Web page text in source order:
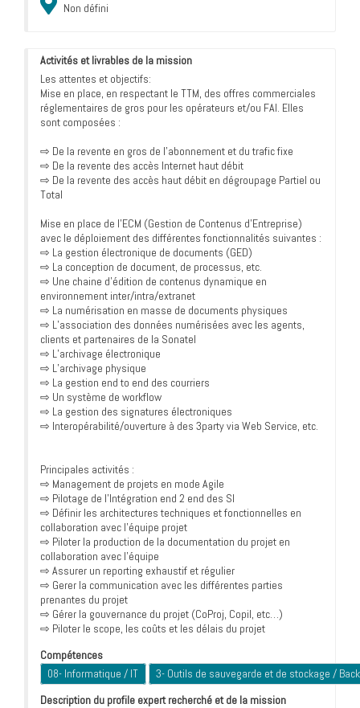
Non défini
Activités et livrables de la mission
Les attentes et objectifs:
Mise en place, en respectant le TTM, des offres commerciales
réglementaires de gros pour les opérateurs et/ou FAI. Elles
sont composées :
⇨ De la revente en gros de l’abonnement et du trafic fixe
⇨ De la revente des accès Internet haut débit
⇨ De la revente des accès haut débit en dégroupage Partiel ou
Total
Mise en place de l’ECM (Gestion de Contenus d’Entreprise)
avec le déploiement des différentes fonctionnalités suivantes :
⇨ La gestion électronique de documents (GED)
⇨ La conception de document, de processus, etc.
⇨ Une chaine d’édition de contenus dynamique en
environnement inter/intra/extranet
⇨ La numérisation en masse de documents physiques
⇨ L’association des données numérisées avec les agents,
clients et partenaires de la Sonatel
⇨ L’archivage électronique
⇨ L’archivage physique
⇨ La gestion end to end des courriers
⇨ Un système de workflow
⇨ La gestion des signatures électroniques
⇨ Interopérabilité/ouverture à des 3party via Web Service, etc.
Principales activités :
⇨ Management de projets en mode Agile
⇨ Pilotage de l’Intégration end 2 end des SI
⇨ Définir les architectures techniques et fonctionnelles en
collaboration avec l’équipe projet
⇨ Piloter la production de la documentation du projet en
collaboration avec l’équipe
⇨ Assurer un reporting exhaustif et régulier
⇨ Gerer la communication avec les différentes parties
prenantes du projet
⇨ Gérer la gouvernance du projet (CoProj, Copil, etc…)
⇨ Piloter le scope, les coûts et les délais du projet
Compétences
08- Informatique / IT
3- Outils de sauvegarde et de stockage /
Description du profile expert recherché et de la mission